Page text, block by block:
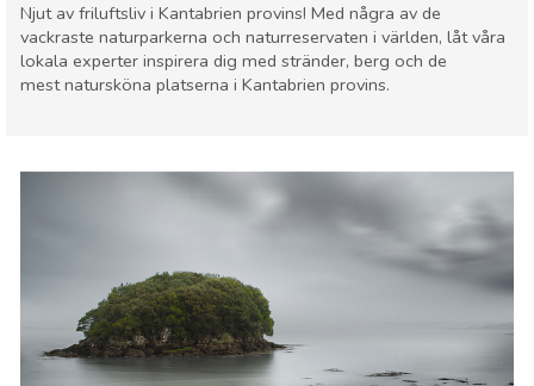
Njut av friluftsliv i Kantabrien provins! Med några av de
vackraste naturparkerna och naturreservaten i världen, låt våra
lokala experter inspirera dig med stränder, berg och de
mest natursköna platserna i Kantabrien provins.
Mat & Restauranger
Natur och Friluftsliv Stränder